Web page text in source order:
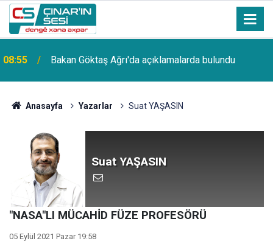
08:54
açılacak
Anasayfa Yazarlar Suat YAŞASIN
Suat YAŞASIN
"NASA"LI MÜCAHİD FÜZE PROFESÖRÜ
05 Eylül 2021 Pazar 19:58